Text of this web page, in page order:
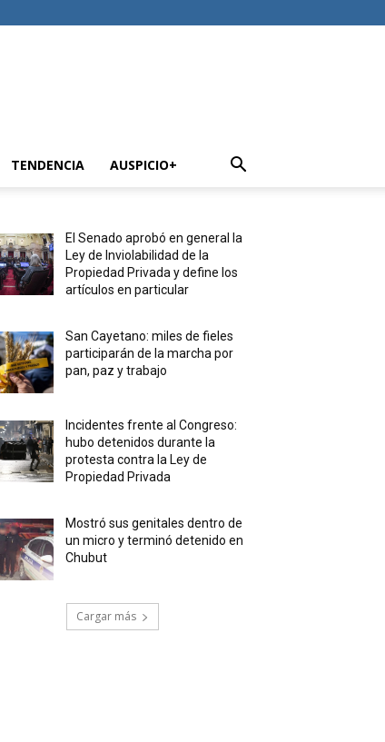
TENDENCIA AUSPICIO+
El Senado aprobó en general la
Ley de Inviolabilidad de la
Propiedad Privada y define los
artículos en particular
San Cayetano: miles de fieles
participarán de la marcha por
pan, paz y trabajo
Incidentes frente al Congreso:
hubo detenidos durante la
protesta contra la Ley de
Propiedad Privada
Mostró sus genitales dentro de
un micro y terminó detenido en
Chubut
Cargar más